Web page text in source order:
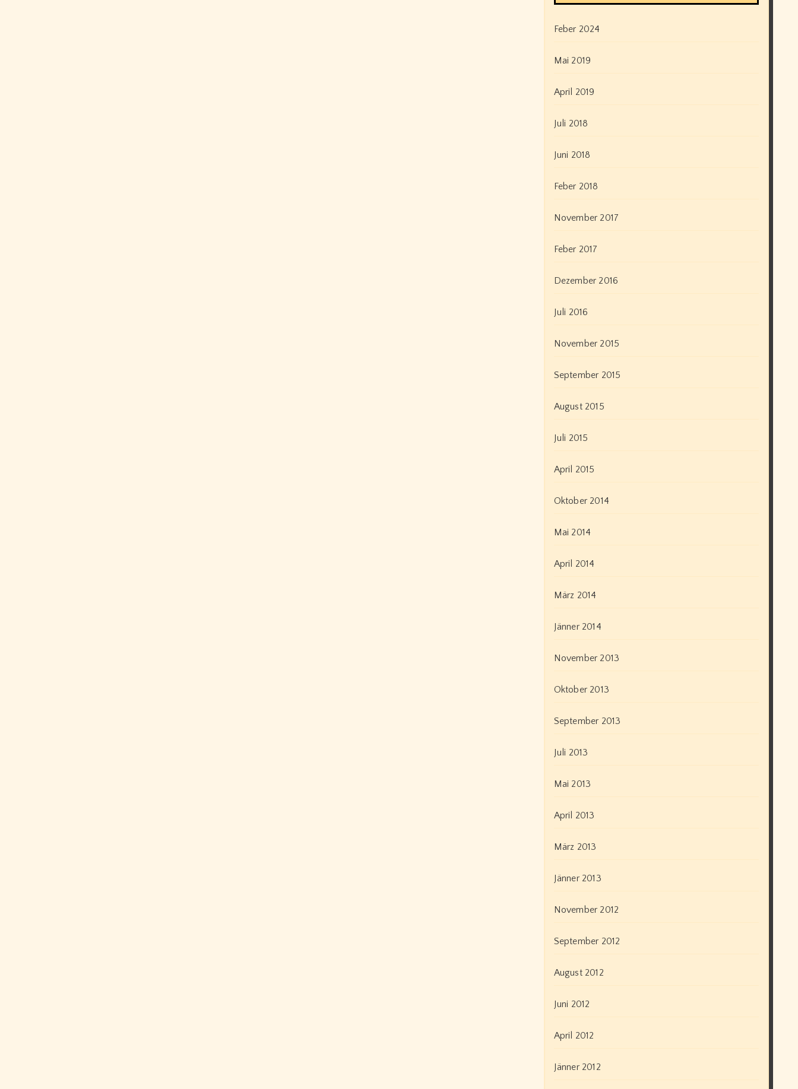
Feber 2024
Mai 2019
April 2019
Juli 2018
Juni 2018
Feber 2018
November 2017
Feber 2017
Dezember 2016
Juli 2016
November 2015
September 2015
August 2015
Juli 2015
April 2015
Oktober 2014
Mai 2014
April 2014
März 2014
Jänner 2014
November 2013
Oktober 2013
September 2013
Juli 2013
Mai 2013
April 2013
März 2013
Jänner 2013
November 2012
September 2012
August 2012
Juni 2012
April 2012
Jänner 2012